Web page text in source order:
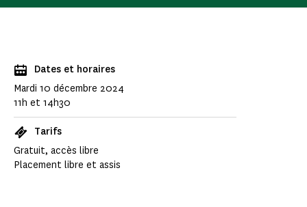
Dates et horaires
Mardi 10 décembre 2024
11h et 14h30
Tarifs
Gratuit, accès libre
Placement libre et assis